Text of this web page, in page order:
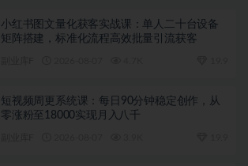
小红书图文量化获客实战课：单人二十台设备
矩阵搭建，标准化流程高效批量引流获客
短视频周更系统课：每日90分钟稳定创作，从
零涨粉至18000实现月入八千